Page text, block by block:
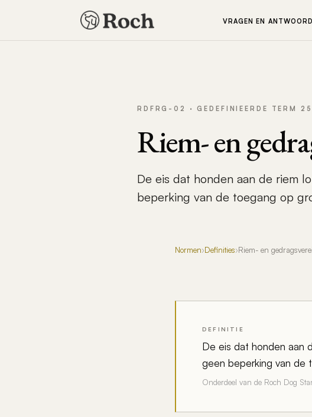
VRAGEN EN
RDFRG-02 · GEDEFINIEERDE TERM 25
Riem- en
De eis dat honden aan de riem
beperking van de toegang op
Normen›Definities›Riem- en
DEFINITIE
De eis dat honden aan
geen beperking van de
Onderdeel van de Roch Dog